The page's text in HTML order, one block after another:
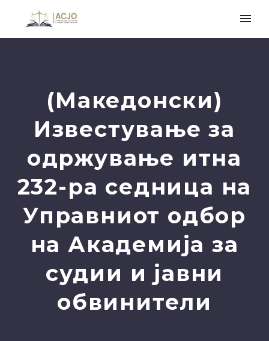
(Македонски)
Известување за
одржување итна
232-ра седница на
Управниот одбор
на Академија за
судии и јавни
обвинители